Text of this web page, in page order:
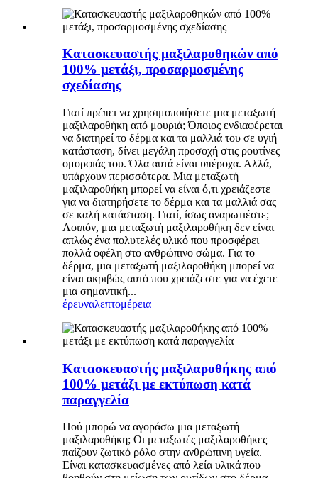
Κατασκευαστής μαξιλαροθηκών από
100% μετάξι, προσαρμοσμένης
σχεδίασης
Γιατί πρέπει να χρησιμοποιήσετε μια μεταξωτή
μαξιλαροθήκη από μουριά; Όποιος ενδιαφέρεται
να διατηρεί το δέρμα και τα μαλλιά του σε υγιή
κατάσταση, δίνει μεγάλη προσοχή στις ρουτίνες
ομορφιάς του. Όλα αυτά είναι υπέροχα. Αλλά,
υπάρχουν περισσότερα. Μια μεταξωτή
μαξιλαροθήκη μπορεί να είναι ό,τι χρειάζεστε
για να διατηρήσετε το δέρμα και τα μαλλιά σας
σε καλή κατάσταση. Γιατί, ίσως αναρωτιέστε;
Λοιπόν, μια μεταξωτή μαξιλαροθήκη δεν είναι
απλώς ένα πολυτελές υλικό που προσφέρει
πολλά οφέλη στο ανθρώπινο σώμα. Για το
δέρμα, μια μεταξωτή μαξιλαροθήκη μπορεί να
είναι ακριβώς αυτό που χρειάζεστε για να έχετε
μια σημαντική...
έρευναλεπτομέρεια
Κατασκευαστής μαξιλαροθήκης από
100% μετάξι με εκτύπωση κατά
παραγγελία
Πού μπορώ να αγοράσω μια μεταξωτή
μαξιλαροθήκη; Οι μεταξωτές μαξιλαροθήκες
παίζουν ζωτικό ρόλο στην ανθρώπινη υγεία.
Είναι κατασκευασμένες από λεία υλικά που